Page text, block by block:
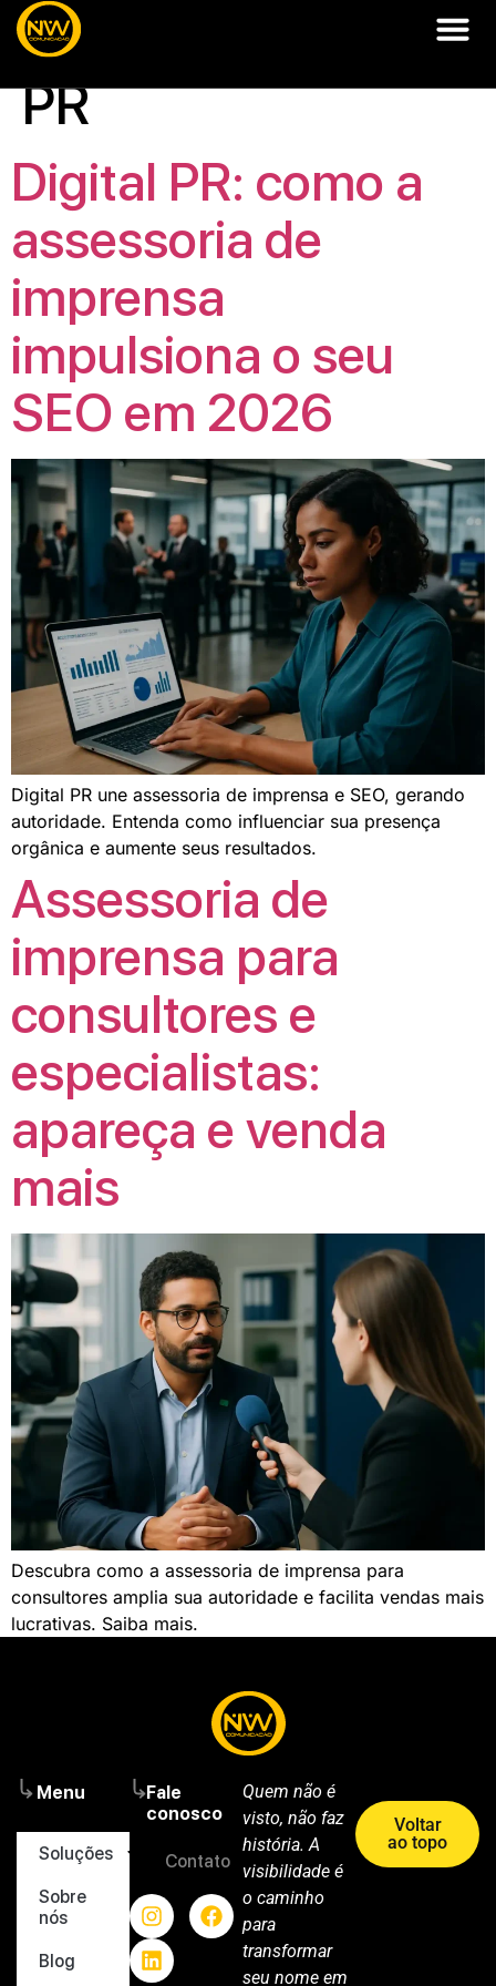
Categoria:
Digital
PR
Digital PR: como a
assessoria de
imprensa
impulsiona o seu
SEO em 2026
Digital PR une assessoria de imprensa e SEO, gerando
autoridade. Entenda como influenciar sua presença
orgânica e aumente seus resultados.
Assessoria de
imprensa para
consultores e
especialistas:
apareça e venda
mais
Descubra como a assessoria de imprensa para
consultores amplia sua autoridade e facilita vendas mais
lucrativas. Saiba mais.
Menu
Soluções
Sobre
nós
Blog
Fale
conosco
Contato
Quem não é
visto, não faz
história. A
visibilidade é
o caminho
para
transformar
seu nome em
Voltar
ao topo